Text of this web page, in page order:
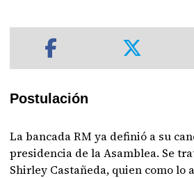
Postulación
La bancada RM ya definió a su
presidencia de la Asamblea. Se
Shirley Castañeda, quien como lo